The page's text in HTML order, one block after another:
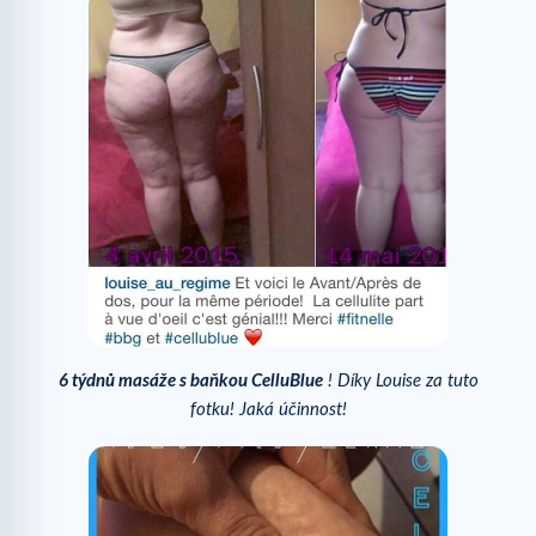
6 týdnů masáže s baňkou CelluBlue! Díky Louise za tuto
fotku! Jaká účinnost!